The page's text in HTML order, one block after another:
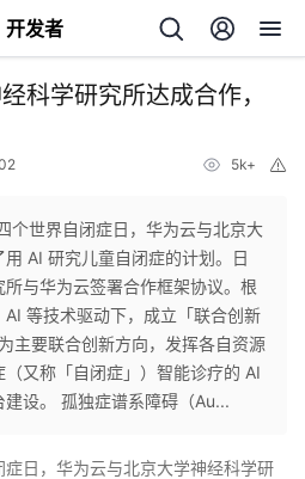
开发者
科学研究所达成合作，
5k+
个世界自闭症日，华为云与北京大
AI 研究儿童自闭症的计划。日
与华为云签署合作框架协议。根
等技术驱动下，成立「联合创新
主要联合创新方向，发挥各自资源
又称「自闭症」）智能诊疗的 AI
设。 孤独症谱系障碍（Au...
日，华为云与北京大学神经科学研